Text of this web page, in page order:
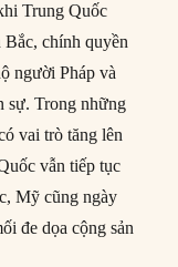
Trung Quốc
Bắc, chính quyền
người Pháp và
sự. Trong những
vai trò tăng lên
vẫn tiếp tục
Mỹ cũng ngày
đe dọa cộng sản